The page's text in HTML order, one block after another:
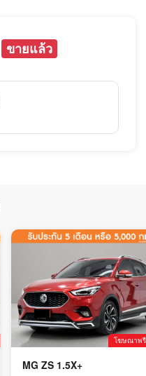
ขายแล้ว
โฆษณาพ
MG ZS 1.5X+